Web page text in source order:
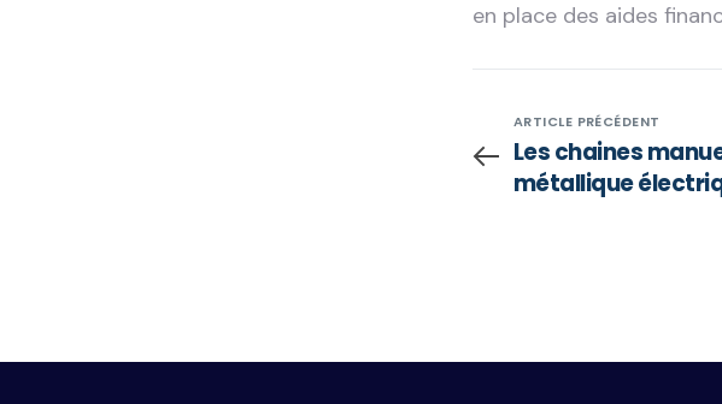
en place des aides
ARTICLE PRÉCÉDENT
Les chaines
métallique